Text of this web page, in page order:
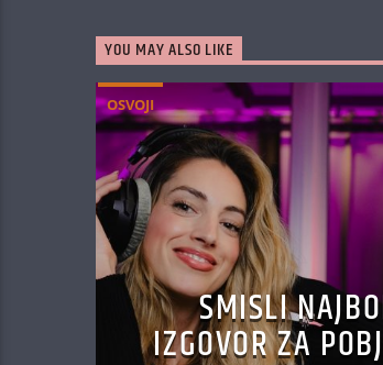
YOU MAY ALSO LIKE
OSVOJI
SMISLI
IZGOVOR ZA